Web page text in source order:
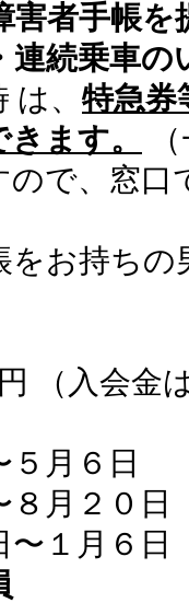
害者手帳
連続乗車
は、 特急券
ます。
ので、窓口
お持ちの
（入会金
月６日
月２０日
１月６日